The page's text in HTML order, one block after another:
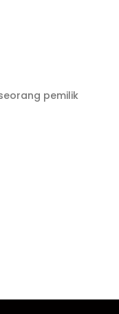
pemilik